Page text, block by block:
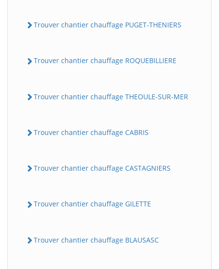
Trouver chantier chauffage PUGET-THENIERS
Trouver chantier chauffage ROQUEBILLIERE
Trouver chantier chauffage THEOULE-SUR-MER
Trouver chantier chauffage CABRIS
Trouver chantier chauffage CASTAGNIERS
Trouver chantier chauffage GILETTE
Trouver chantier chauffage BLAUSASC